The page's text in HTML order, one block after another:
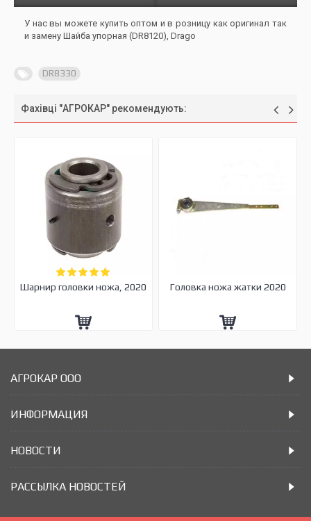
У нас вы можете купить оптом и в розницу как оригинал так
и замену Шайба упорная (DR8120), Drago
DR8330
Фахівці "АГРОКАР" рекомендують:
Шарнир головки ножа, 2020 Головка ножа жатки 2020
АГРОКАР ООО
ИНФОРМАЦИЯ
НОВОСТИ
РАССЫЛКА НОВОСТЕЙ